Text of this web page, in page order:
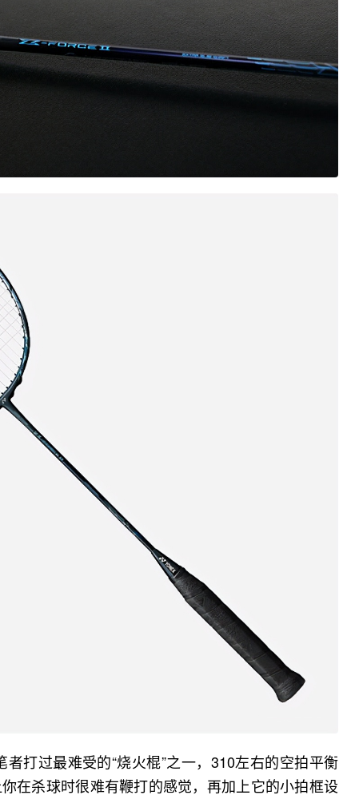
打过最难受的“烧火棍”之一，310左右的空拍平衡
在杀球时很难有鞭打的感觉，再加上它的小拍框设